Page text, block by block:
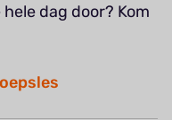
dag door? Kom